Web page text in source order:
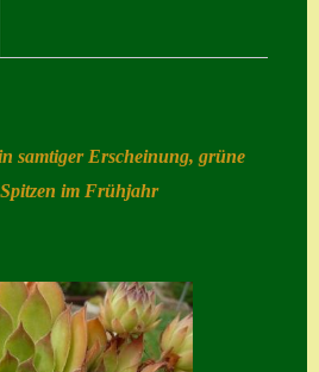
Kasse
Naturformen
S. x nixonii
samtiger Erscheinung, grüne
im Frühjahr